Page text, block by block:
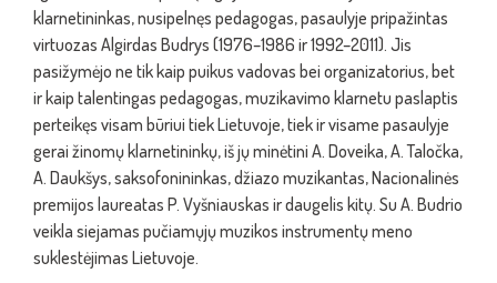
klarnetininkas, nusipelnęs pedagogas, pasaulyje pripažintas
virtuozas Algirdas Budrys (1976–1986 ir 1992–2011). Jis
pasižymėjo ne tik kaip puikus vadovas bei organizatorius, bet
ir kaip talentingas pedagogas, muzikavimo klarnetu paslaptis
perteikęs visam būriui tiek Lietuvoje, tiek ir visame pasaulyje
gerai žinomų klarnetininkų, iš jų minėtini A. Doveika, A. Taločka,
A. Daukšys, saksofonininkas, džiazo muzikantas, Nacionalinės
premijos laureatas P. Vyšniauskas ir daugelis kitų. Su A. Budrio
veikla siejamas pučiamųjų muzikos instrumentų meno
suklestėjimas Lietuvoje.